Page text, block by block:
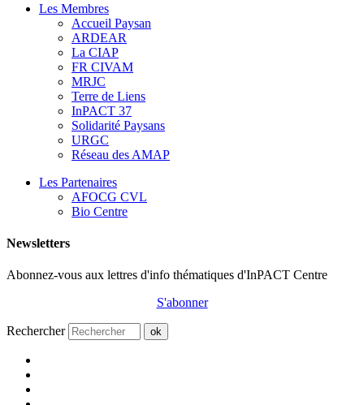
Les Membres
Accueil Paysan
ARDEAR
La CIAP
FR CIVAM
MRJC
Terre de Liens
InPACT 37
Solidarité Paysans
URGC
Réseau des AMAP
Les Partenaires
AFOCG CVL
Bio Centre
Newsletters
Abonnez-vous aux lettres d'info thématiques d'InPACT Centre
S'abonner
Rechercher ok